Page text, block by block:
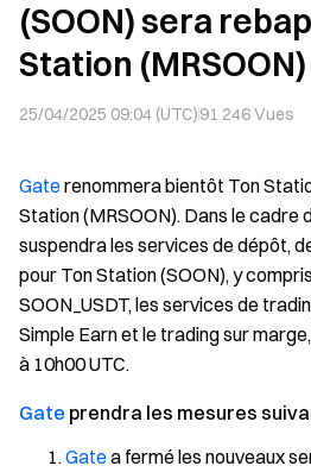
(SOON) sera
Station (MRSOON)
25/04/2025 09:04 (UTC)91 246Vues
Gaterenommera bientôt Ton
Station (MRSOON). Dans le cadre
suspendra les services de dépôt,
pour Ton Station (SOON), y
SOON_USDT, les services de
Simple Earn et le trading sur
à 10h00 UTC.
Gate prendra les mesures
Gatea fermé les nouveaux